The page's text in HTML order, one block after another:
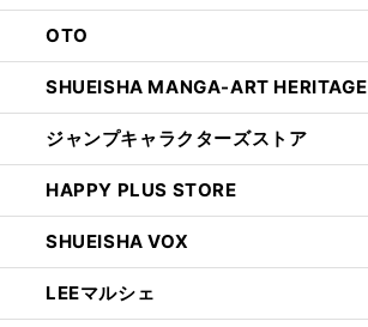
OTO
SHUEISHA MANGA-ART HERITAGE
ジャンプキャラクターズストア
HAPPY PLUS STORE
SHUEISHA VOX
LEEマルシェ